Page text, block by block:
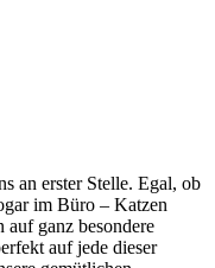
an erster Stelle. Egal, ob
im Büro – Katzen
auf ganz besondere
auf jede dieser